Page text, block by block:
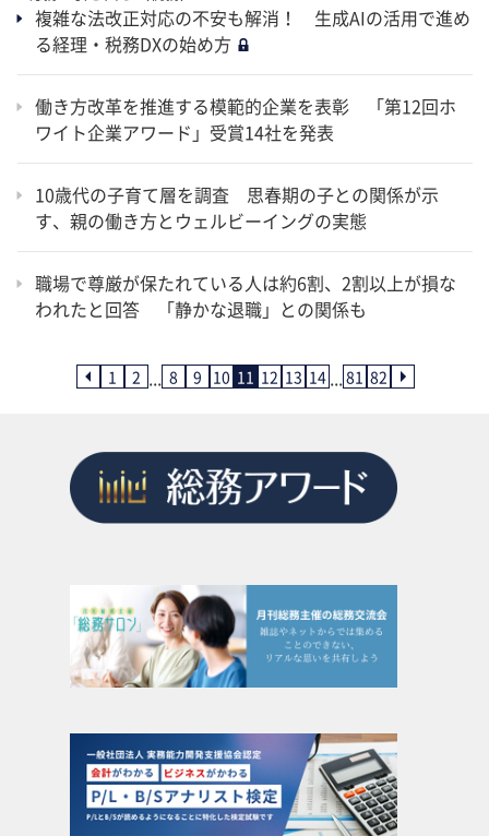
複雑な法改正対応の不安も解消！ 生成AIの活用で進め
る経理・税務DXの始め方
働き方改革を推進する模範的企業を表彰 「第12回ホ
ワイト企業アワード」受賞14社を発表
10歳代の子育て層を調査 思春期の子との関係が示
す、親の働き方とウェルビーイングの実態
職場で尊厳が保たれている人は約6割、2割以上が損な
われたと回答 「静かな退職」との関係も
1 2 ... 8 9 10 11 12 13 14 ...81 82